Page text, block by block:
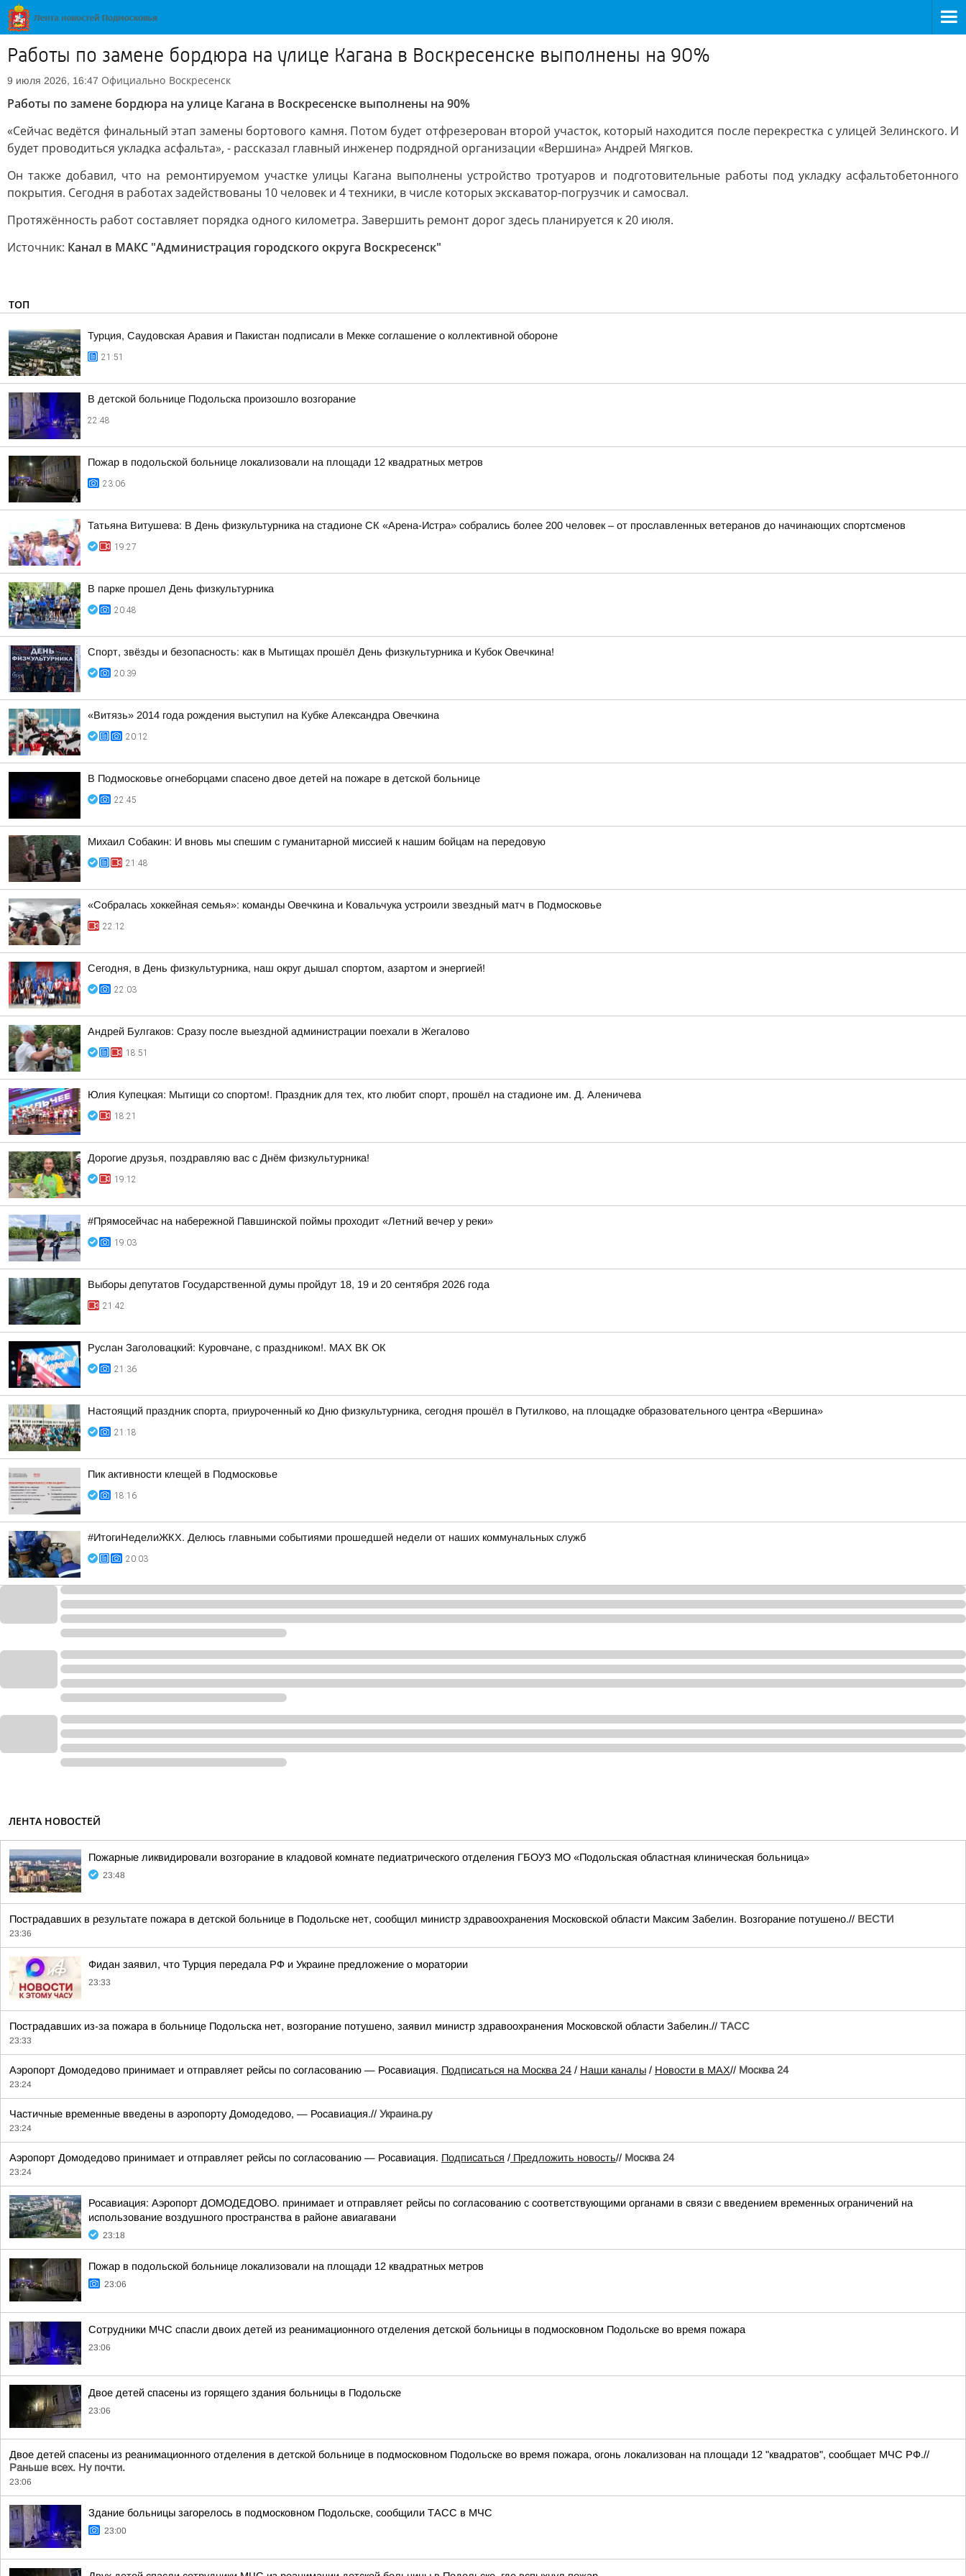
Работы по замене бордюра на улице Кагана в Воскресенске выполнены на 90%
9 июля 2026, 16:47 Официально Воскресенск
Работы по замене бордюра на улице Кагана в Воскресенске выполнены на 90%
«Сейчас ведётся финальный этап замены бортового камня. Потом будет отфрезерован второй участок, который находится после перекрестка с улицей Зелинского. И
будет проводиться укладка асфальта», - рассказал главный инженер подрядной организации «Вершина» Андрей Мягков.
Он также добавил, что на ремонтируемом участке улицы Кагана выполнены устройство тротуаров и подготовительные работы под укладку асфальтобетонного
покрытия. Сегодня в работах задействованы 10 человек и 4 техники, в числе которых экскаватор-погрузчик и самосвал.
Протяжённость работ составляет порядка одного километра. Завершить ремонт дорог здесь планируется к 20 июля.
Источник: Канал в МАКС "Администрация городского округа Воскресенск"
ТОП
Турция, Саудовская Аравия и Пакистан подписали в Мекке соглашение о коллективной обороне
21:51
В детской больнице Подольска произошло возгорание
22:48
Пожар в подольской больнице локализовали на площади 12 квадратных метров
23:06
Татьяна Витушева: В День физкультурника на стадионе СК «Арена-Истра» собрались более 200 человек – от прославленных ветеранов до начинающих спортсменов
19:27
В парке прошел День физкультурника
20:48
Спорт, звёзды и безопасность: как в Мытищах прошёл День физкультурника и Кубок Овечкина!
20:39
«Витязь» 2014 года рождения выступил на Кубке Александра Овечкина
20:12
В Подмосковье огнеборцами спасено двое детей на пожаре в детской больнице
22:45
Михаил Собакин: И вновь мы спешим с гуманитарной миссией к нашим бойцам на передовую
21:48
«Собралась хоккейная семья»: команды Овечкина и Ковальчука устроили звездный матч в Подмосковье
22:12
Сегодня, в День физкультурника, наш округ дышал спортом, азартом и энергией!
22:03
Андрей Булгаков: Сразу после выездной администрации поехали в Жегалово
18:51
Юлия Купецкая: Мытищи со спортом!. Праздник для тех, кто любит спорт, прошёл на стадионе им. Д. Аленичева
18:21
Дорогие друзья, поздравляю вас с Днём физкультурника!
19:12
#Прямосейчас на набережной Павшинской поймы проходит «Летний вечер у реки»
19:03
Выборы депутатов Государственной думы пройдут 18, 19 и 20 сентября 2026 года
21:42
Руслан Заголовацкий: Куровчане, с праздником!. MAX ВК ОК
21:36
Настоящий праздник спорта, приуроченный ко Дню физкультурника, сегодня прошёл в Путилково, на площадке образовательного центра «Вершина»
21:18
Пик активности клещей в Подмосковье
18:16
#ИтогиНеделиЖКХ. Делюсь главными событиями прошедшей недели от наших коммунальных служб
20:03
ЛЕНТА НОВОСТЕЙ
Пожарные ликвидировали возгорание в кладовой комнате педиатрического отделения ГБОУЗ МО «Подольская областная клиническая больница»
23:48
Пострадавших в результате пожара в детской больнице в Подольске нет, сообщил министр здравоохранения Московской области Максим Забелин. Возгорание потушено.// ВЕСТИ
23:36
Фидан заявил, что Турция передала РФ и Украине предложение о моратории
23:33
Пострадавших из-за пожара в больнице Подольска нет, возгорание потушено, заявил министр здравоохранения Московской области Забелин.// ТАСС
23:33
Аэропорт Домодедово принимает и отправляет рейсы по согласованию — Росавиация. Подписаться на Москва 24 / Наши каналы / Новости в MAX// Москва 24
23:24
Частичные временные введены в аэропорту Домодедово, — Росавиация.// Украина.ру
23:24
Аэропорт Домодедово принимает и отправляет рейсы по согласованию — Росавиация. Подписаться / Предложить новость// Москва 24
23:24
Росавиация: Аэропорт ДОМОДЕДОВО. принимает и отправляет рейсы по согласованию с соответствующими органами в связи с введением временных ограничений на
использование воздушного пространства в районе авиагавани
23:18
Пожар в подольской больнице локализовали на площади 12 квадратных метров
23:06
Сотрудники МЧС спасли двоих детей из реанимационного отделения детской больницы в подмосковном Подольске во время пожара
23:06
Двое детей спасены из горящего здания больницы в Подольске
23:06
Двое детей спасены из реанимационного отделения в детской больнице в подмосковном Подольске во время пожара, огонь локализован на площади 12 "квадратов", сообщает МЧС РФ.//
Раньше всех. Ну почти.
23:06
Здание больницы загорелось в подмосковном Подольске, сообщили ТАСС в МЧС
23:00